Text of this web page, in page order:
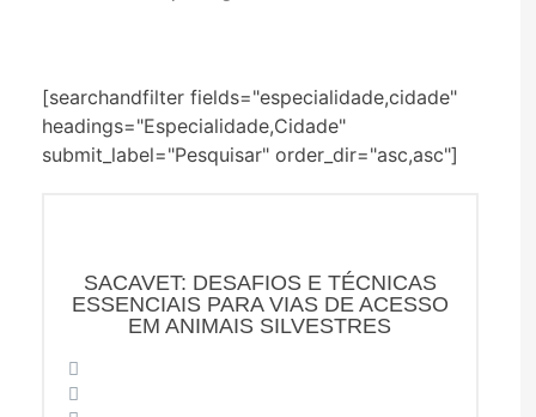
[searchandfilter fields="especialidade,cidade"
headings="Especialidade,Cidade"
submit_label="Pesquisar" order_dir="asc,asc"]
SACAVET: DESAFIOS E TÉCNICAS
ESSENCIAIS PARA VIAS DE ACESSO
EM ANIMAIS SILVESTRES